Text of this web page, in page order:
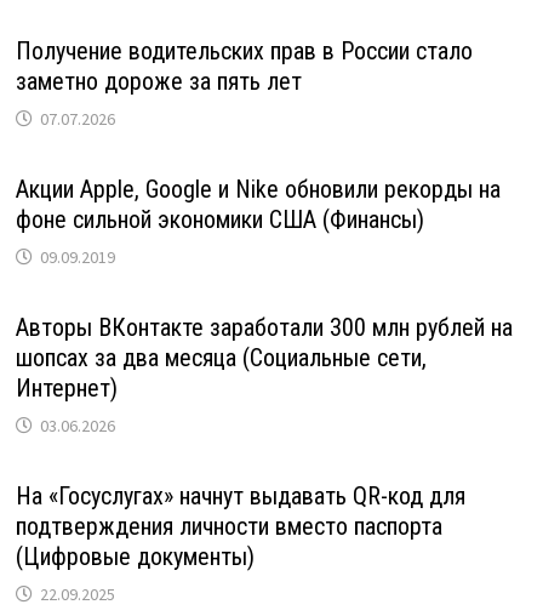
Получение водительских прав в России стало
заметно дороже за пять лет
07.07.2026
Акции Apple, Google и Nike обновили рекорды на
фоне сильной экономики США (Финансы)
09.09.2019
Авторы ВКонтакте заработали 300 млн рублей на
шопсах за два месяца (Социальные сети,
Интернет)
03.06.2026
На «Госуслугах» начнут выдавать QR-код для
подтверждения личности вместо паспорта
(Цифровые документы)
22.09.2025